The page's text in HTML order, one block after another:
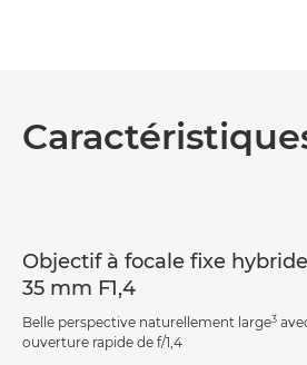
Objectif à focale fixe hybride
35 mm F1,4
Belle perspective naturellement large3
ouverture rapide de f/1,4